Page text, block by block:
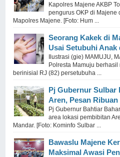
Kapolres Majene AKBP
pengurus OKP di Majene
Mapolres Majene. [Foto: Hum ...
Seorang Kakek di
Usai Setubuhi
Ilustrasi (gie) MAMUJU,
Polresta Mamuju
berinisial RJ (82) persetubuha ...
Pj Gubernur Sulbar
Aren, Pesan
Pj Gubernur Bahtiar
area lokasi pembibitan
Mandar. [Foto: Kominfo Sulbar ...
Bawaslu Majene
Maksimal Awasi